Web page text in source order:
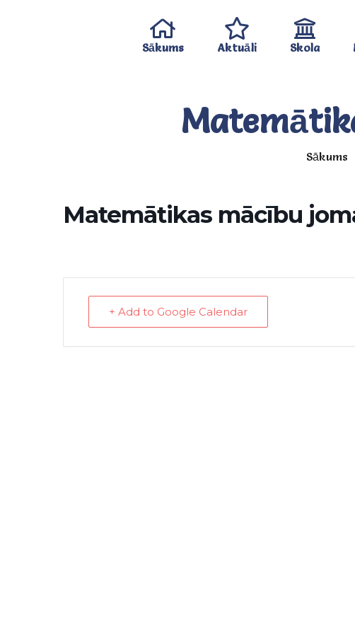
Sākums Aktuāli Skola
Sākums
Matemātikas mācību
+ Add to Google Calendar